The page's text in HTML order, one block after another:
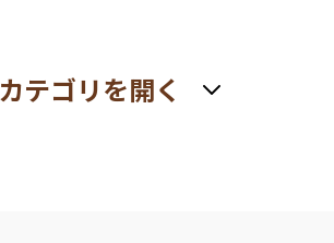
カテゴリを開く